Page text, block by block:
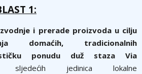
1:
i prerade proizvoda u cilju
domaćih, tradicionalnih
ponudu duž staza Via
jedinica lokalne